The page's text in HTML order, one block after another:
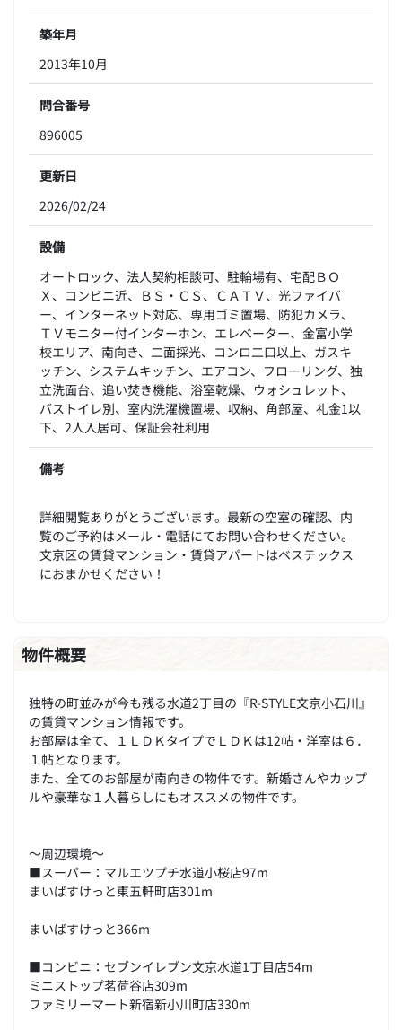
築年月
2013年10月
問合番号
896005
更新日
2026/02/24
設備
オートロック、法人契約相談可、駐輪場有、宅配ＢＯ
Ｘ、コンビニ近、ＢＳ・ＣＳ、ＣＡＴＶ、光ファイバ
ー、インターネット対応、専用ゴミ置場、防犯カメラ、
ＴＶモニター付インターホン、エレベーター、金富小学
校エリア、南向き、二面採光、コンロ二口以上、ガスキ
ッチン、システムキッチン、エアコン、フローリング、独
立洗面台、追い焚き機能、浴室乾燥、ウォシュレット、
バストイレ別、室内洗濯機置場、収納、角部屋、礼金1以
下、2人入居可、保証会社利用
備考
詳細閲覧ありがとうございます。最新の空室の確認、内
覧のご予約はメール・電話にてお問い合わせください。
文京区の賃貸マンション・賃貸アパートはベステックス
におまかせください！
物件概要
独特の町並みが今も残る水道2丁目の『R-STYLE文京小石川』
の賃貸マンション情報です。
お部屋は全て、１ＬＤＫタイプでＬＤＫは12帖・洋室は６．
１帖となります。
また、全てのお部屋が南向きの物件です。新婚さんやカップ
ルや豪華な１人暮らしにもオススメの物件です。
～周辺環境～
■スーパー：マルエツプチ水道小桜店97m
まいばすけっと東五軒町店301m
まいばすけっと366m
■コンビニ：セブンイレブン文京水道1丁目店54m
ミニストップ茗荷谷店309m
ファミリーマート新宿新小川町店330m